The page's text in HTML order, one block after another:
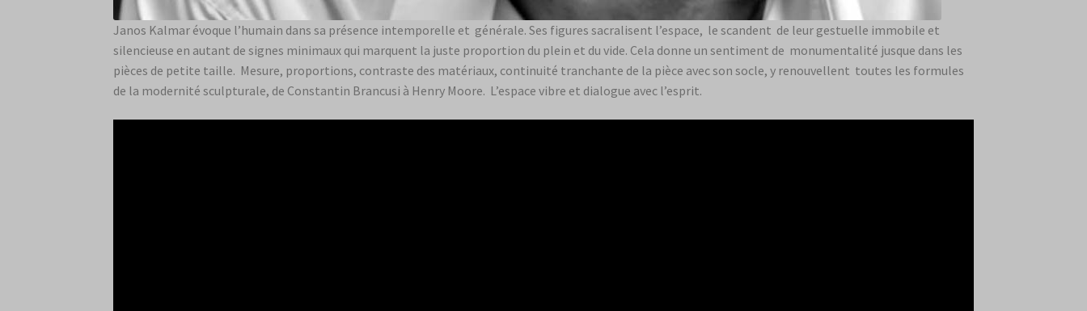
Janos Kalmar évoque l’humain dans sa présence intemporelle et générale. Ses figures sacralisent l’espace, le scandent de leur gestuelle immobile et
silencieuse en autant de signes minimaux qui marquent la juste proportion du plein et du vide. Cela donne un sentiment de monumentalité jusque dans les
pièces de petite taille. Mesure, proportions, contraste des matériaux, continuité tranchante de la pièce avec son socle, y renouvellent toutes les formules
de la modernité sculpturale, de Constantin Brancusi à Henry Moore. L’espace vibre et dialogue avec l’esprit.